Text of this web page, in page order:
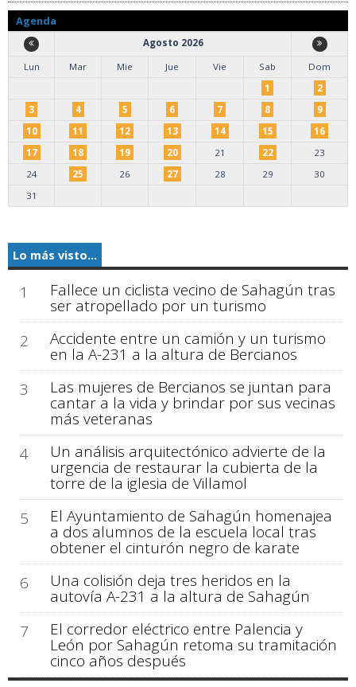
Agenda
Agosto 2026
Lun
Mar Mie Jue Vie Sab
Dom
1
2
3
4 5 6 7 8
9
10
11 12 13 14 15
16
17
18 19 20 21 22
23
24
25 26 27 28 29
30
31
Lo más visto...
1 Fallece un ciclista vecino de Sahagún tras
ser atropellado por un turismo
2
Accidente entre un camión y un turismo
en la A-231 a la altura de Bercianos
3
Las mujeres de Bercianos se juntan para
cantar a la vida y brindar por sus vecinas
más veteranas
4
Un análisis arquitectónico advierte de la
urgencia de restaurar la cubierta de la
torre de la iglesia de Villamol
5
El Ayuntamiento de Sahagún homenajea
a dos alumnos de la escuela local tras
obtener el cinturón negro de karate
6
Una colisión deja tres heridos en la
autovía A-231 a la altura de Sahagún
7
El corredor eléctrico entre Palencia y
León por Sahagún retoma su tramitación
cinco años después